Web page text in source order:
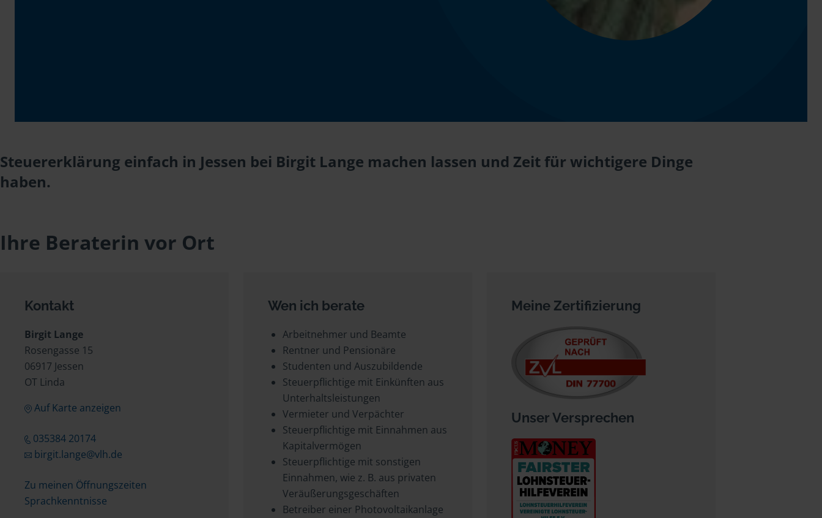
Steuererklärung einfach in Jessen bei Birgit Lange machen lassen und Zeit für wichtigere Dinge
haben.
Ihre Beraterin vor Ort
Kontakt
Birgit Lange
Rosengasse 15
06917 Jessen
OT Linda
Auf Karte anzeigen
035384 20174
birgit.lange@vlh.de
Zu meinen Öffnungszeiten
Sprachkenntnisse
Wen ich berate
Arbeitnehmer und Beamte
Rentner und Pensionäre
Studenten und Auszubildende
Steuerpflichtige mit Einkünften aus
Unterhaltsleistungen
Vermieter und Verpächter
Steuerpflichtige mit Einnahmen aus
Kapitalvermögen
Steuerpflichtige mit sonstigen
Einnahmen, wie z. B. aus privaten
Veräußerungsgeschäften
Betreiber einer Photovoltaikanlage
Meine Zertifizierung
Unser Versprechen